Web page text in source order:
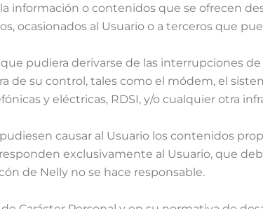
información o contenidos que se ofrecen
ocasionados al Usuario o a terceros que
pudiera derivarse de las interrupciones
de su control, tales como el módem, el
y eléctricas, RDSI, y/o cualquier otra
causar al Usuario los contenidos
exclusivamente al Usuario, que
de Nelly no se hace responsable.